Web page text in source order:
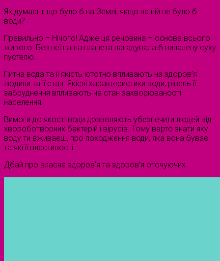
Як думаєш, що було б на Землі, якщо на ній не було б
води?
Правильно – Нічого! Адже ця речовина – основа всього
живого. Без неї наша планета нагадувала б випалену суху
пустелю.
Питна вода та її якість істотно впливають на здоров’я
людини та її стан. Якісні характеристики води, рівень її
забруднення впливають на стан захворюваності
населення.
Вимоги до якості води дозволяють убезпечити людей від
хвороботворних бактерій і вірусів. Тому варто знати яку
воду ти вживаєш, про походження води, яка вона буває
та які її властивості.
Дбай про власне здоров’я та здоров’я оточуючих.